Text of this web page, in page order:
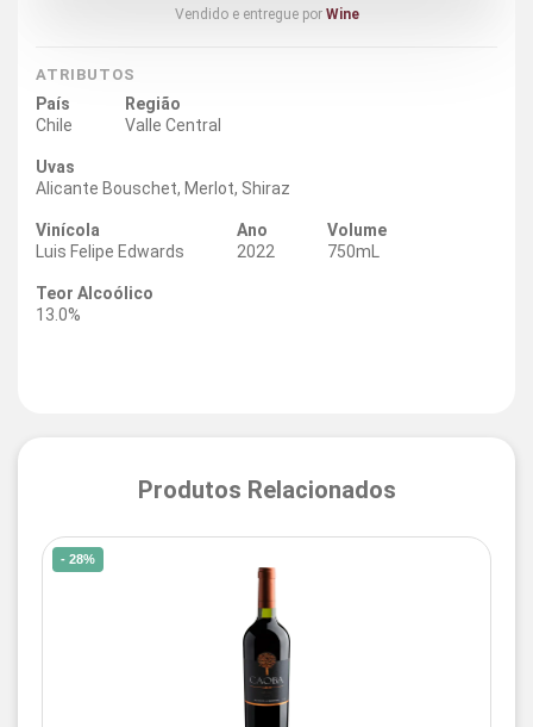
Vendido e entregue por Wine
ATRIBUTOS
País
Chile
Região
Valle Central
Uvas
Alicante Bouschet, Merlot, Shiraz
Vinícola
Luis Felipe Edwards
Ano
2022
Volume
750mL
Teor Alcoólico
13.0%
Produtos Relacionados
- 28%